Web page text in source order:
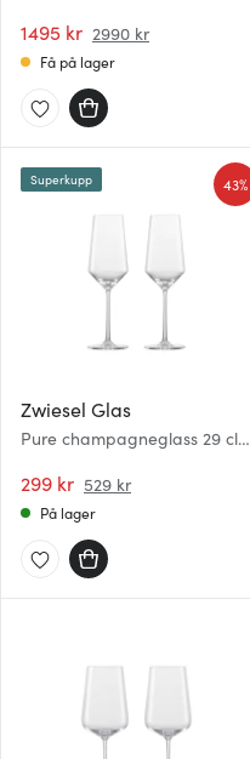
1495 kr 2990 kr
Få på lager
Zwiesel Glas
Pure champagneglass 29 cl 2
299 kr 529 kr
43%
Superkupp
På lager